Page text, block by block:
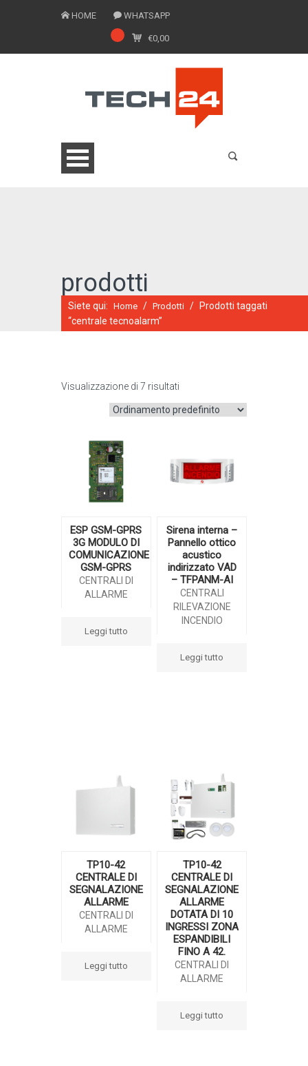
HOME WHATSAPP
€0,00
CATALOGO ONLINE
prodotti
Siete qui: Home / Prodotti /
Prodotti taggati
“centrale tecnoalarm”
Visualizzazione di 7 risultati
ESP GSM-GPRS
3G MODULO DI
COMUNICAZIONE
GSM-GPRS
CENTRALI DI
ALLARME
Leggi tutto
Sirena interna –
Pannello ottico
acustico
indirizzato VAD
– TFPANM-AI
CENTRALI
RILEVAZIONE
INCENDIO
Leggi tutto
TP10-42
CENTRALE DI
SEGNALAZIONE
ALLARME
CENTRALI DI
ALLARME
Leggi tutto
TP10-42
CENTRALE DI
SEGNALAZIONE
ALLARME
DOTATA DI 10
INGRESSI ZONA
ESPANDIBILI
FINO A 42.
CENTRALI DI
ALLARME
Leggi tutto